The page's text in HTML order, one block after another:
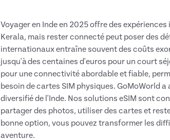
Voyager en Inde en 2025 offre des
Kerala, mais rester connecté peut poser des
internationaux entraîne souvent des coûts
jusqu'à des centaines d'euros pour un court
pour une connectivité abordable et fiable,
besoin de cartes SIM physiques. GoMoWorld
diversifié de l'Inde. Nos solutions eSIM sont
partager des photos, utiliser des cartes et
bonne option, vous pouvez transformer les
aventure.